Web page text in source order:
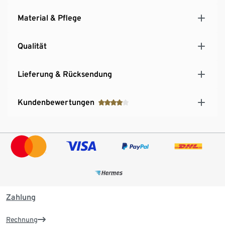
Material & Pflege
Qualität
Lieferung & Rücksendung
Kundenbewertungen
Zahlung
Rechnung